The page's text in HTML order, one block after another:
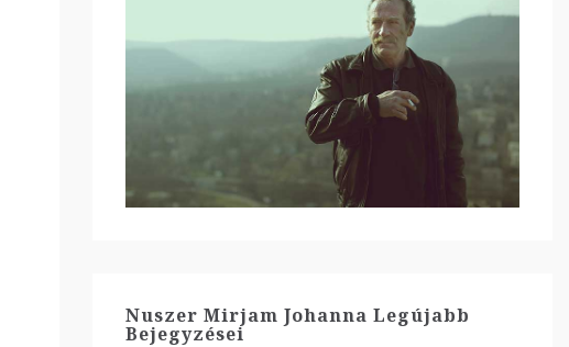
Nuszer Mirjam Johanna Legújabb
Bejegyzései